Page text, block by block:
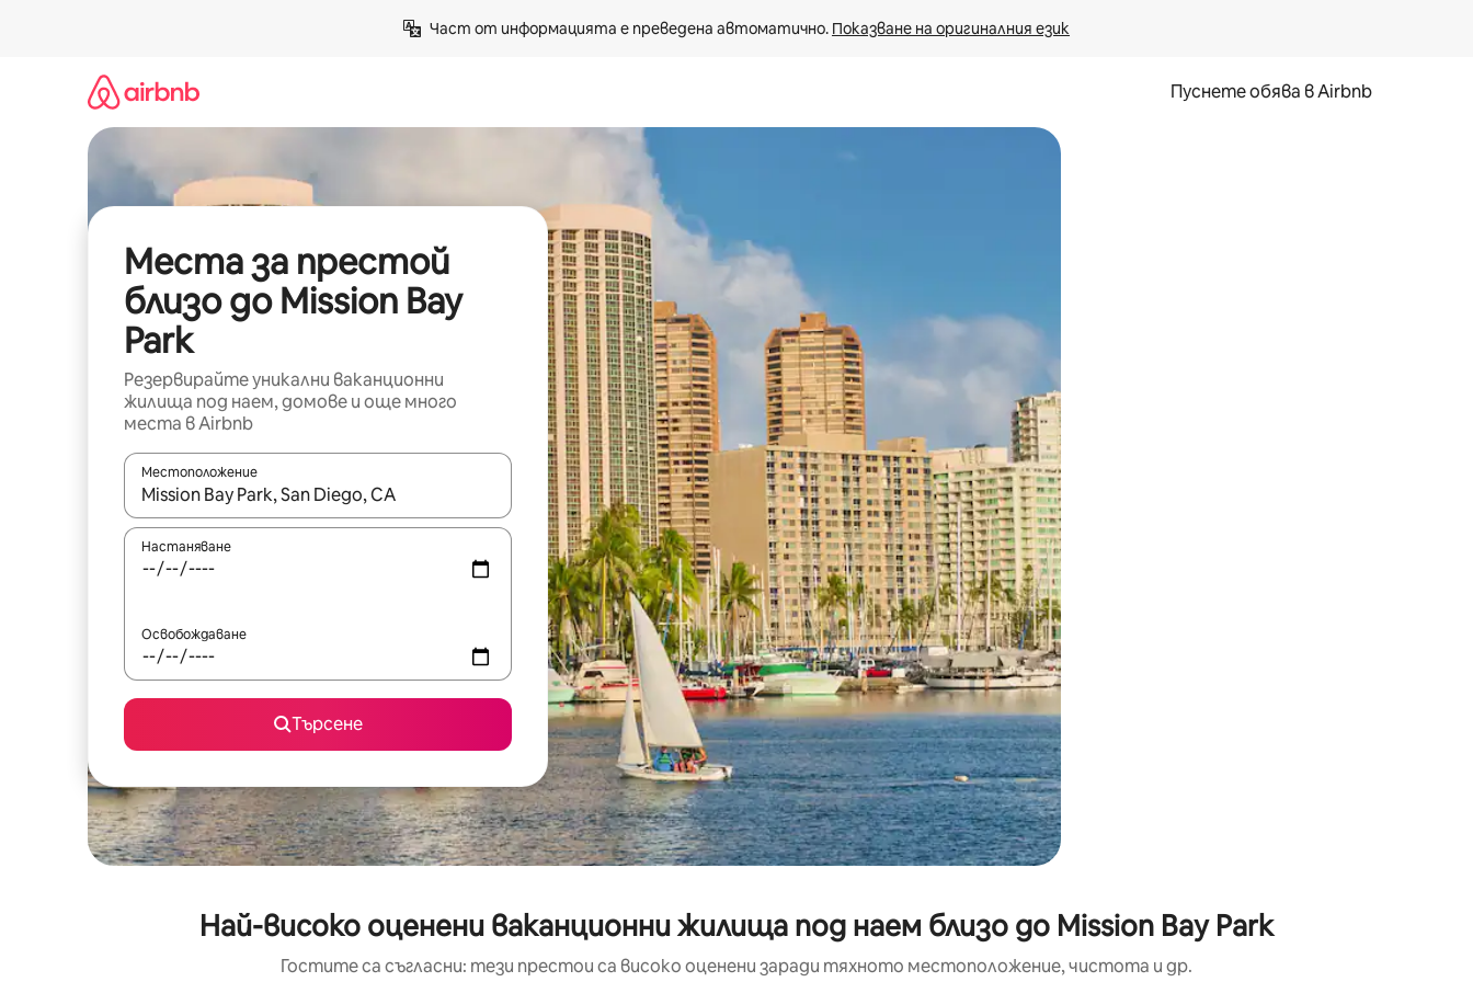
Част от информацията е преведена автоматично. Показване на оригиналния език
Пуснете обява в Airbnb
Места за престой
близо до Mission Bay
Park
Резервирайте уникални ваканционни
жилища под наем, домове и още много
места в Airbnb
Местоположение
Когато резултатите се покажат, използвайте клавишите със стрелки нагоре и надолу или навигирайте с докосване или плъзгане.
Настаняване
Освобождаване
Търсене
Най-високо оценени ваканционни жилища под наем близо до Mission Bay Park
Гостите са съгласни: тези престои са високо оценени заради тяхното местоположение, чистота и др.